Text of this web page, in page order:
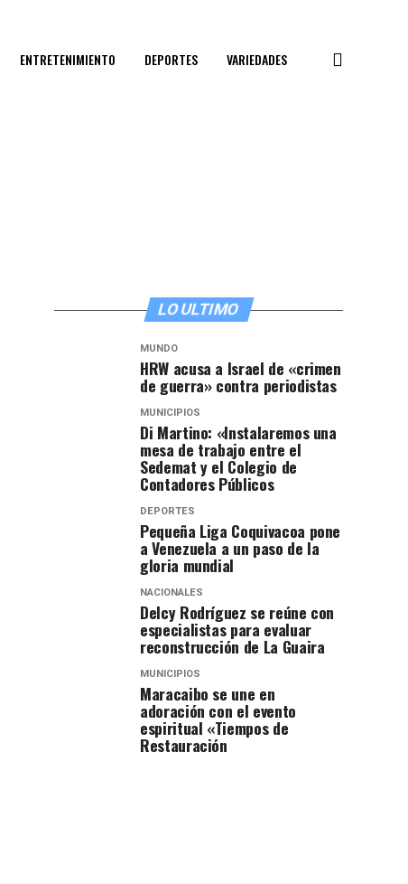
ENTRETENIMIENTO DEPORTES VARIEDADES
LO ULTIMO
MUNDO
HRW acusa a Israel de «crimen
de guerra» contra periodistas
MUNICIPIOS
Di Martino: «Instalaremos una
mesa de trabajo entre el
Sedemat y el Colegio de
Contadores Públicos
DEPORTES
Pequeña Liga Coquivacoa pone
a Venezuela a un paso de la
gloria mundial
NACIONALES
Delcy Rodríguez se reúne con
especialistas para evaluar
reconstrucción de La Guaira
MUNICIPIOS
Maracaibo se une en
adoración con el evento
espiritual «Tiempos de
Restauración